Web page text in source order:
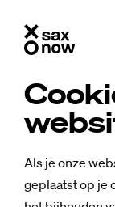
Als je onze
geplaatst op je